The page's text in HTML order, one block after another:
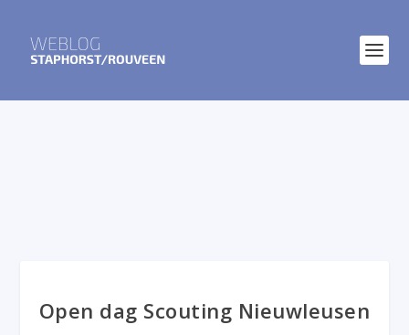
Open dag Scouting Nieuwleusen